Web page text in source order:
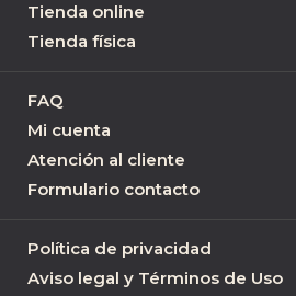
Tienda online
Tienda física
FAQ
Mi cuenta
Atención al cliente
Formulario contacto
Política de privacidad
Aviso legal y Términos de Uso